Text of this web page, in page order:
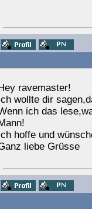
ravemaster!
wollte dir
ich das
hoffe und
liebe Grüsse